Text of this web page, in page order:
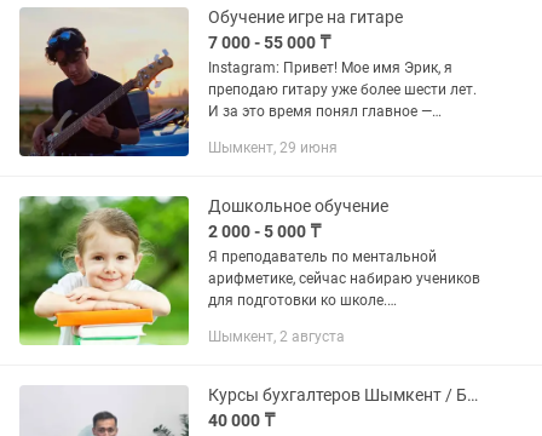
педагогическим...
Обучение игре на гитаре
7 000 - 55 000 ₸
Instagram: Привет! Мое имя Эрик, я
преподаю гитару уже более шести лет.
И за это время понял главное —
а через кайф. Моя цель — упростить
Шымкент, 29 июня
Дошкольное обучение
2 000 - 5 000 ₸
Я преподаватель по ментальной
арифметике, сейчас набираю учеников
для подготовки ко школе.
занятия: Малыши 3-5 лет: азбука, счет,
и...
Шымкент, 2 августа
Курсы бухгалтеров Шымкент / Бухгалтерия / Налоги / Программа 1С: 8.3
40 000 ₸